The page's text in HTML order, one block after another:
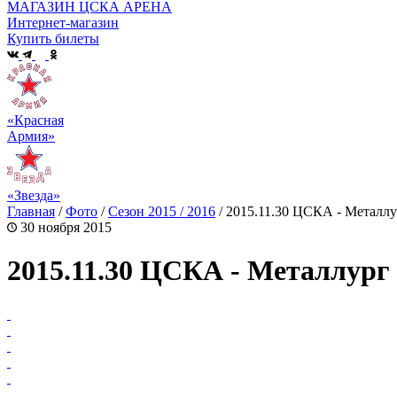
МАГАЗИН ЦСКА АРЕНА
Интернет-магазин
Купить билеты
«Красная
Армия»
«Звезда»
Главная /Фото /Сезон 2015 / 2016 / 2015.11.30 ЦСКА -
30 ноября 2015
2015.11.30 ЦСКА -